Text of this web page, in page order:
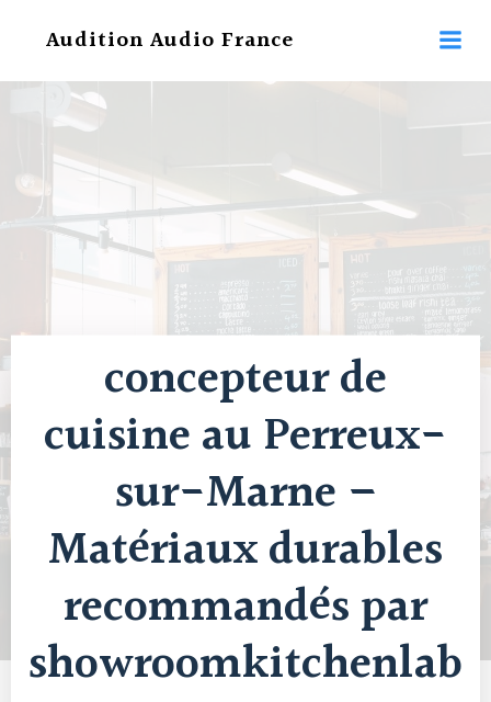
au
Audition Audio France
concepteur de
cuisine au Perreux-
sur-Marne –
Matériaux durables
recommandés par
showroomkitchenlab